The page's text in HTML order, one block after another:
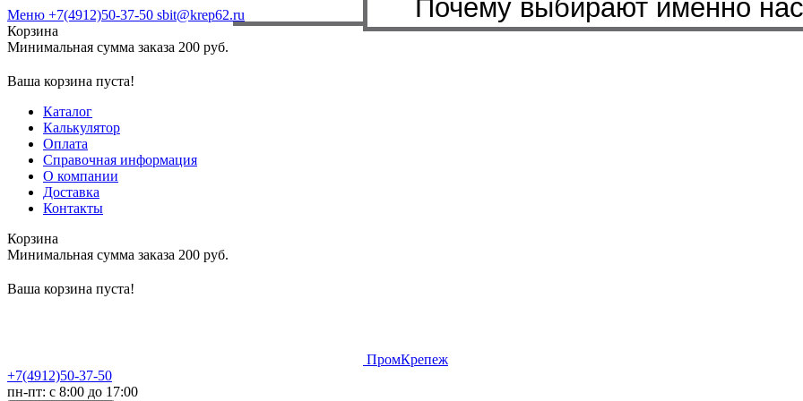
Меню +7(4912)50-37-50 sbit@krep62.ru
Корзина
Минимальная сумма заказа 200 руб.
Ваша корзина пуста!
Каталог
Калькулятор
Оплата
Справочная информация
О компании
Доставка
Контакты
Корзина
Минимальная сумма заказа 200 руб.
Ваша корзина пуста!
ПромКрепеж
+7(4912)50-37-50
пн-пт: с 8:00 до 17:00
Бренды, с которыми мы
Почему выбирают именно